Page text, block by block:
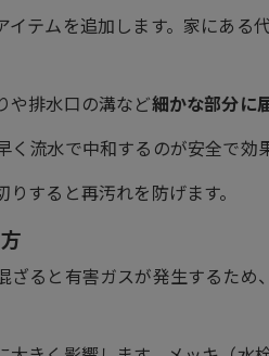
テムを追加します。家にある
や排水口の溝など細かな部分に
く流水で中和するのが安全で効
すると再汚れを防げます。
ざると有害ガスが発生するため